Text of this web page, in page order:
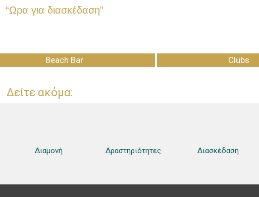
“Ωρα για διασκέδαση”
Beach Bar Clubs
Δείτε ακόμα:
Διαμονή Δραστηριότητες Διασκέδαση